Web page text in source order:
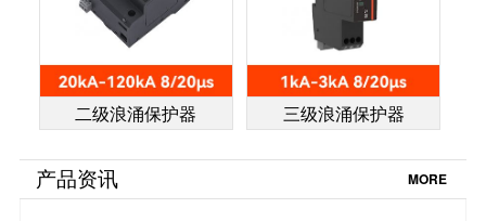
二级浪涌保护器 三级浪涌保护器
产品资讯 MORE